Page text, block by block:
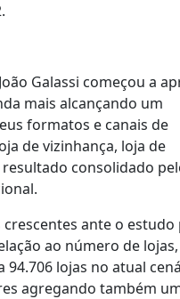
Galassi começou a
mais alcançando um
formatos e canais de
de vizinhança, loja de
consolidado
ante o estudo
ao número de
lojas no atual
agregando também